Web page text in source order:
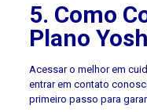
5. Como
Plano
Acessar o melhor em
entrar em contato
primeiro passo para